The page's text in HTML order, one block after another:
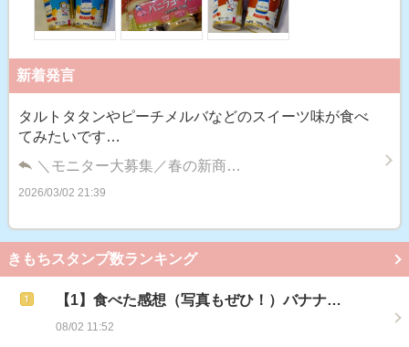
新着発言
タルトタタンやピーチメルバなどのスイーツ味が食べ
てみたいです…
＼モニター大募集／春の新商…
2026/03/02 21:39
きもちスタンプ数ランキング
【1】食べた感想（写真もぜひ！）バナナ…
08/02 11:52